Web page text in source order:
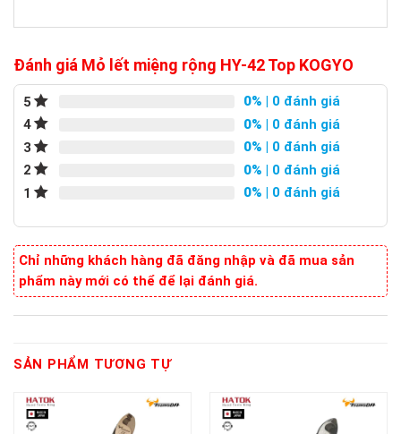
Đánh giá Mỏ lết miệng rộng HY-42 Top KOGYO
5 0% | 0 đánh giá
4
0% | 0 đánh giá
3
0% | 0 đánh giá
2
0% | 0 đánh giá
1
0% | 0 đánh giá
Chỉ những khách hàng đã đăng nhập và đã mua sản
phẩm này mới có thể để lại đánh giá.
SẢN PHẨM TƯƠNG TỰ